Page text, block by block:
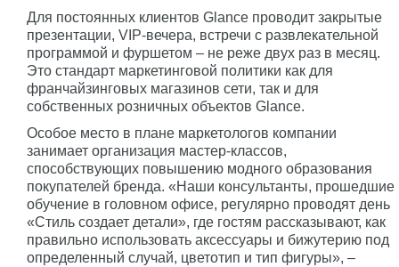
Для постоянных клиентов Glance проводит закрытые
презентации, VIP-вечера, встречи с развлекательной
программой и фуршетом – не реже двух раз в месяц.
Это стандарт маркетинговой политики как для
франчайзинговых магазинов сети, так и для
собственных розничных объектов Glance.
Особое место в плане маркетологов компании
занимает организация мастер-классов,
способствующих повышению модного образования
покупателей бренда. «Наши консультанты, прошедшие
обучение в головном офисе, регулярно проводят день
«Стиль создает детали», где гостям рассказывают, как
правильно использовать аксессуары и бижутерию под
определенный случай, цветотип и тип фигуры», –